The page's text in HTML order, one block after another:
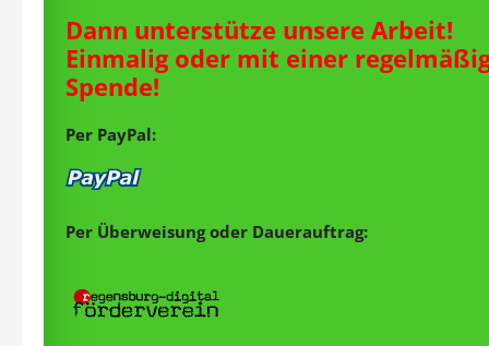
Dann unterstütze unsere Arbeit!
Einmalig oder mit einer
Spende!
Per PayPal:
Per Überweisung oder Dauerauftrag: